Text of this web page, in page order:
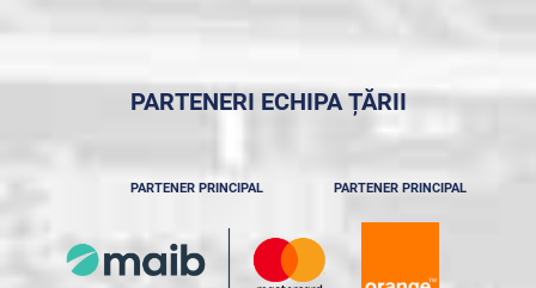
PARTENERI ECHIPA ȚĂRII
PARTENER PRINCIPAL PARTENER PRINCIPAL